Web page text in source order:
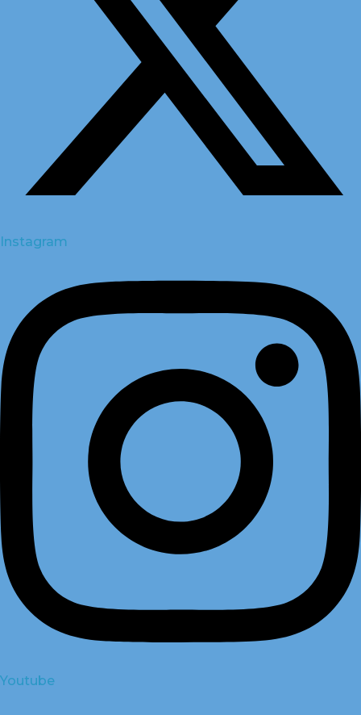
Instagram
Youtube